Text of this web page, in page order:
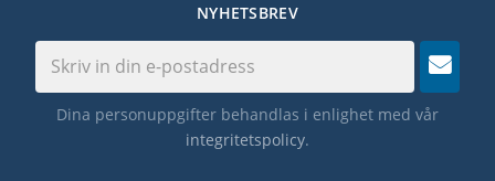
NYHETSBREV
Dina personuppgifter behandlas i enlighet med vår
integritetspolicy.